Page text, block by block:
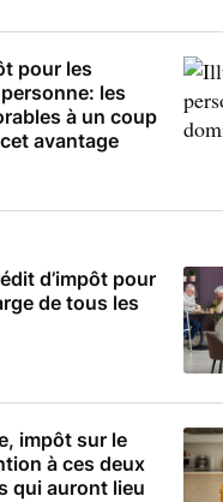
pour les
les
à un coup
avantage
d’impôt pour
de tous les
impôt sur le
à ces deux
qui auront lieu